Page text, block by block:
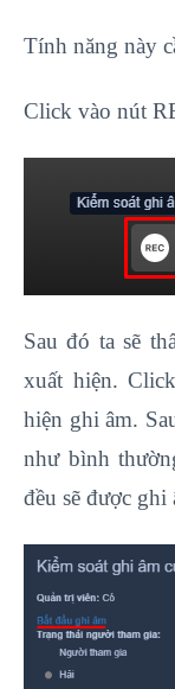
Tính năng này
Click vào nút
Sau đó ta sẽ
xuất hiện.
hiện ghi âm.
như bình
đều sẽ được ghi